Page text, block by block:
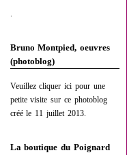
.
Bruno Montpied, oeuvres
(photoblog)
Veuillez cliquer ici pour une
petite visite sur ce photoblog
créé le 11 juillet 2013.
La boutique du Poignard